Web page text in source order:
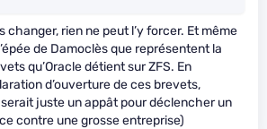
changer, rien ne peut l’y forcer. Et même
de Damoclès que représentent la
qu’Oracle détient sur ZFS. En
d’ouverture de ces brevets,
serait juste un appât pour déclencher un
contre une grosse entreprise)